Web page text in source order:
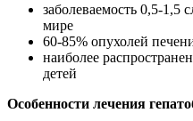
заболеваемость 0,5-1,5
мире
60-85% опухолей
наиболее
детей
Особенности лечения